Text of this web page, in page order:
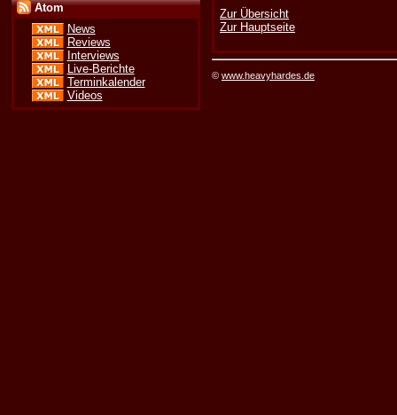
Atom
News
Reviews
Interviews
Live-Berichte
Terminkalender
Videos
Zur Übersicht
Zur Hauptseite
©www.heavyhardes.de